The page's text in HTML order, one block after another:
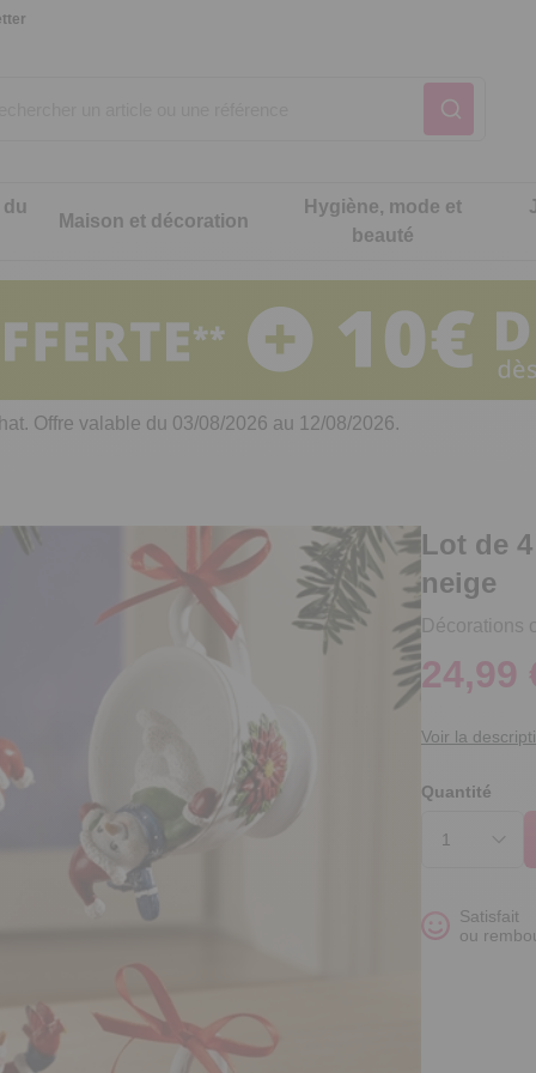
cuisine
de cuisine malins
Notre produit du
Notre produit du
Maison et décoration
Notre produit du
Hygiène, mode et
beauté
intimité
Notre produit du
Notre produit du
Notre produit du
Offre valable du 03/08/2026 au 12/08/2026.
Lot de
neige
Décorations
24,99
Voir la
Quantité
Satisfait
ou